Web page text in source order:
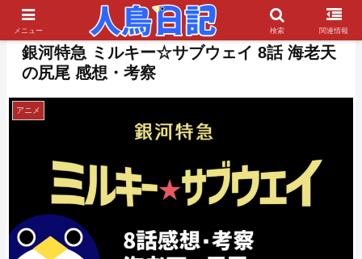
銀河特急 ミルキー☆サブウェイ 8話 海老天
の尻尾 感想・考察
アニメ
メニュー 検索 関連情報